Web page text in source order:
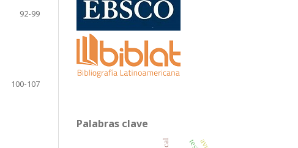
92-99
100-107
Palabras clave